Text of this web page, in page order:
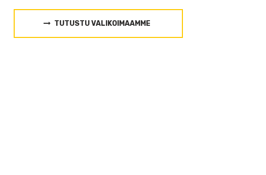
TUTUSTU VALIKOIMAAMME